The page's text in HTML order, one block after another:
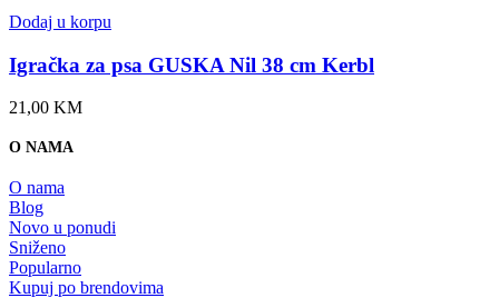
Dodaj u korpu
Igračka za psa GUSKA Nil 38 cm Kerbl
21,00 KM
O NAMA
O nama
Blog
Novo u ponudi
Sniženo
Popularno
Kupuj po brendovima